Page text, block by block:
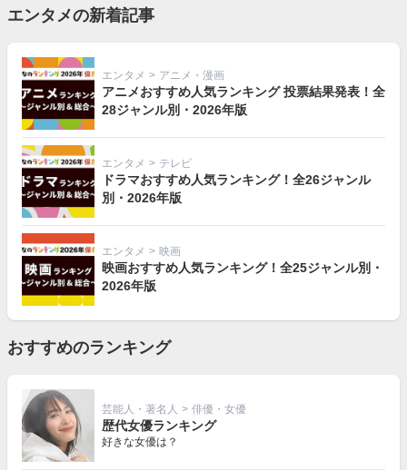
エンタメの新着記事
エンタメ > アニメ・漫画
アニメおすすめ人気ランキング 投票結果発表！全
28ジャンル別・2026年版
エンタメ > テレビ
ドラマおすすめ人気ランキング！全26ジャンル
別・2026年版
エンタメ > 映画
映画おすすめ人気ランキング！全25ジャンル別・
2026年版
おすすめのランキング
芸能人・著名人 > 俳優・女優
歴代女優ランキング
好きな女優は？